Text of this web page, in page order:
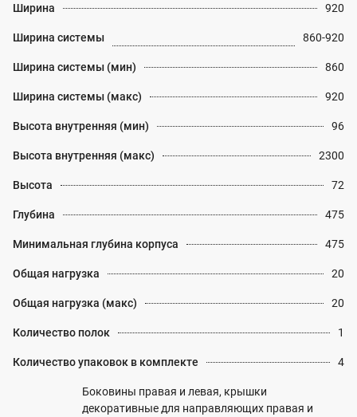
Ширина 920
Ширина системы 860-920
Ширина системы (мин) 860
Ширина системы (макс) 920
Высота внутренняя (мин) 96
Высота внутренняя (макс) 2300
Высота 72
Глубина 475
Минимальная глубина корпуса 475
Общая нагрузка 20
Общая нагрузка (макс) 20
Количество полок 1
Количество упаковок в комплекте 4
Боковины правая и левая, крышки
декоративные для направляющих правая и